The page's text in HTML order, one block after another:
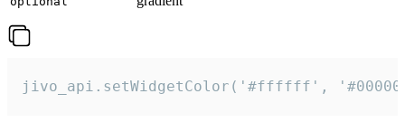
jivo_api.setWidgetColor('#ffffff',